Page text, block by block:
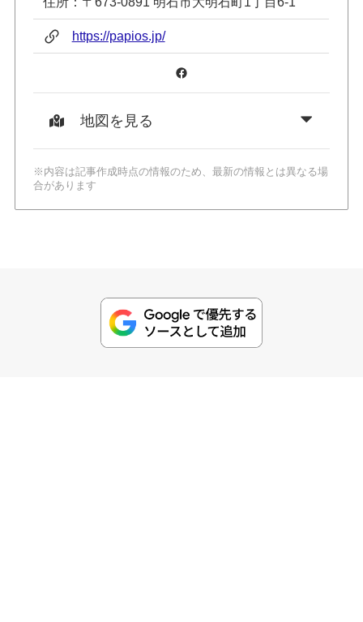
https://papios.jp/
Facebook
地図を見る
※内容は記事作成時点の情報のため、最新の情報とは異なる場
合があります